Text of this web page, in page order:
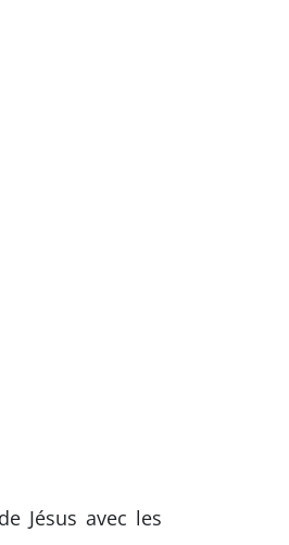
Jésus avec les